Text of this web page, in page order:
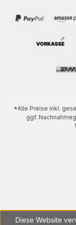
*Alle Preise inkl.
ggf.
Diese Website